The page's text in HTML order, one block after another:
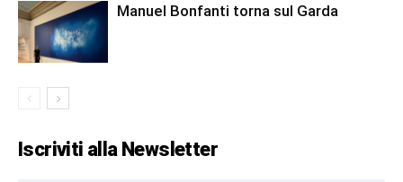
Manuel Bonfanti torna sul Garda
Iscriviti alla Newsletter